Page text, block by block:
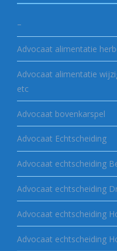
–
Advocaat alimentatie
Advocaat alimentatie
etc
Advocaat bovenkarspel
Advocaat Echtscheiding
Advocaat echtscheiding
Advocaat echtscheiding
Advocaat echtscheiding
Advocaat echtscheiding